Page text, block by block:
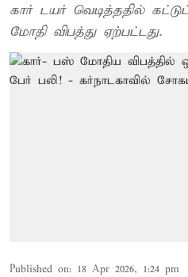
கார் டயர் வெடித்ததில்
மோதி விபத்து ஏற்பட்டது.
Published on: 18 Apr 2026, 1:24 pm